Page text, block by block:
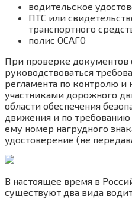
водительское
ПТС или
транспортного
полис ОСАГО
При проверке
руководствоваться
регламента по контролю и
участниками дорожного
области обеспечения
движения и по требованию
ему номер нагрудного
удостоверение (не
В настоящее время в
существуют два вида